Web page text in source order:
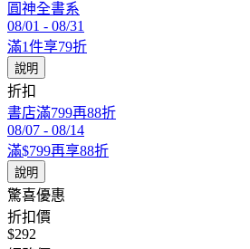
圓神全書系
08/01 - 08/31
滿1件享79折
說明
折扣
書店滿799再88折
08/07 - 08/14
滿$799再享88折
說明
驚喜優惠
折扣價
$292